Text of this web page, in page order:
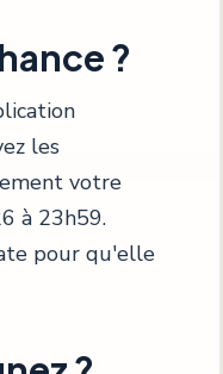
?
les
votre
à 23h59.
pour qu'elle